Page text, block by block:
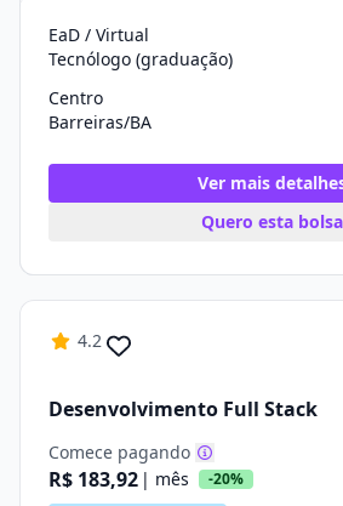
EaD / Virtual
Tecnólogo (graduação)
Centro
Barreiras/BA
Ver mais
Quero esta bolsa
4.2
Desenvolvimento Full Stack
Comece pagando
R$ 183,92 | mês -20%